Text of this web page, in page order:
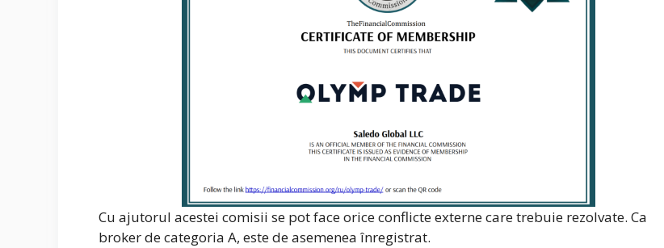
Cu ajutorul acestei comisii se pot face orice conflicte externe care trebuie rezolvate. Ca
broker de categoria A, este de asemenea înregistrat.